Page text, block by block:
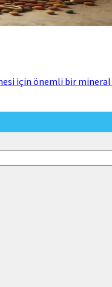
için önemli bir